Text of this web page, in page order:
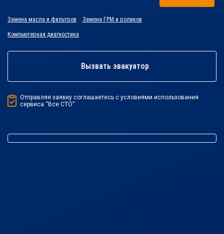
Замена масла и фильтров Замена ГРМ и роликов
Компьютерная диагностика
Вызвать эвакуатор
Отправляя заявку соглашаетесь с условиями использования
сервиса “Все СТО”